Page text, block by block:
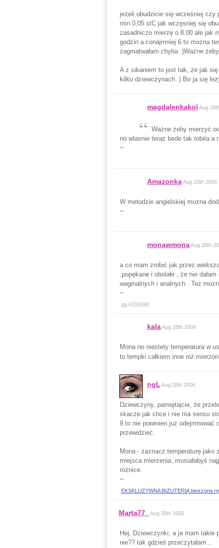
jeżeli obudzicie się wcześniej czy
min 0,05 stC jak wczęsniej się
zasadniczo mierzę o 8.00 ale jak
godzin a conajmniej 6 to można
zagmatwałam chyba :)Ważne
A z sikaniem to jest tak, że jak
kilku dziewczynach :) Bo ja się
magdalenkakol Aug
Ważne żeby mierzyć
no wlasnie teraz bede tak robila a
--
AmazonkaAug 28th 2006
W metodzie angielskiej można
--
monawmonaAug 28th
a co mam zrobić jak przez
,popękane i obolałe , że nie
waginalnych i analnych . Tez
--
gg 6155390
kalaAug 28th 2006
Mona no niestety temperatura w
to tempki całkiem inne niż
ngL Aug 28th 2006
Dziewczyny, pamiętajcie, że
skacze jak chce i nie ma sensu
9 to nie powinien już
przewidzieć.
Mona - zaznacz temperaturę jako
miejsca mierzenia, musiałabyś
różnice.
--
EKSKLUZYWNA BIŻUTERIA tworzona
Marta77_ Aug 28th 2006
Hej, Dziewczynki, a ja mam takie
nie?? tak gdzieś przeczytałam...